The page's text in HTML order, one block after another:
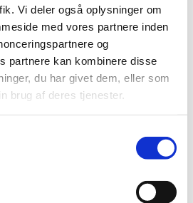
Vi deler også oplysninger om
med vores partnere inden
og
partnere kan kombinere disse
du har givet dem, eller som
brug af deres tjenester.
hovedbestyrelsens
Jens Just
INTERVIEW